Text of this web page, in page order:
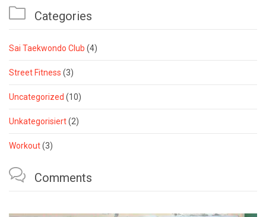
 Categories
Sai Taekwondo Club (4)
Street Fitness (3)
Uncategorized (10)
Unkategorisiert(2)
Workout(3)
 Comments